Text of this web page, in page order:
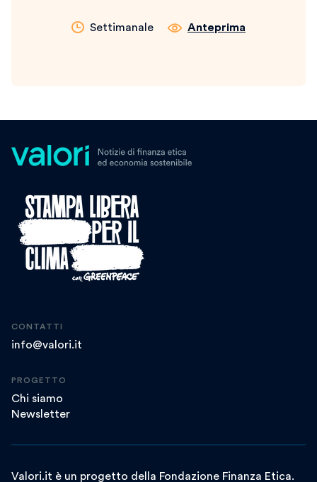
Settimanale Anteprima
CONTATTI
info@valori.it
PROGETTO
Chi siamo
Newsletter
Valori.it è un progetto della Fondazione Finanza Etica.